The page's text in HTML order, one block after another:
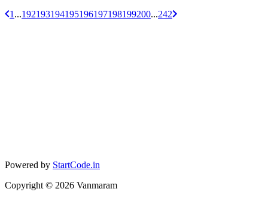
1 ...192193194195196197198199200...242
Powered by StartCode.in
Copyright © 2026 Vanmaram